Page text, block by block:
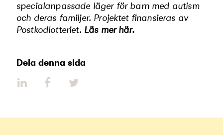
specialanpassade läger för barn med autism
och deras familjer. Projektet finansieras av
Postkodlotteriet. Läs mer här.
Dela denna sida